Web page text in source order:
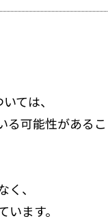
ては、
る可能性がある
、
ます。